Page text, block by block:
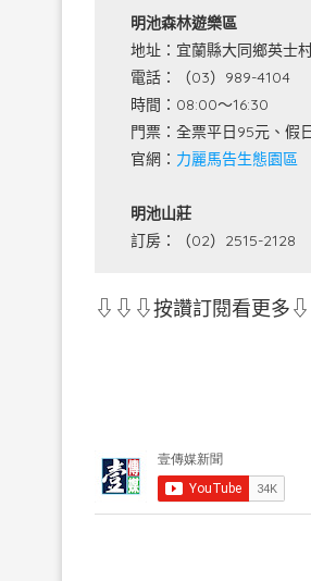
明池森林遊樂區
地址：宜蘭縣大同鄉英士
電話：（03）989-4104
時間：08:00～16:30
門票：全票平日95元、假
官網： 力麗馬告生態園區
明池山莊
訂房：（02）2515-2128
⇩⇩⇩按讚訂閱看更多